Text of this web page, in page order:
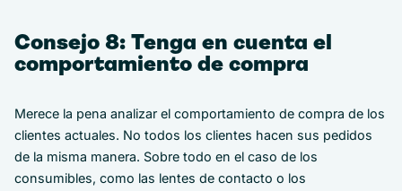
Consejo 8: Tenga en cuenta el
comportamiento de compra
Merece la pena analizar el comportamiento de compra de los
clientes actuales. No todos los clientes hacen sus pedidos
de la misma manera. Sobre todo en el caso de los
consumibles, como las lentes de contacto o los